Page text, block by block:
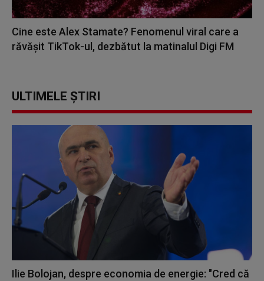
Cine este Alex Stamate? Fenomenul viral care a
răvășit TikTok-ul, dezbătut la matinalul Digi FM
ULTIMELE ȘTIRI
Ilie Bolojan, despre economia de energie: "Cred că